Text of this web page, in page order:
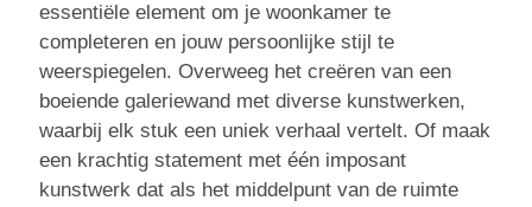
essentiële element om je woonkamer te
completeren en jouw persoonlijke stijl te
weerspiegelen. Overweeg het creëren van een
boeiende galeriewand met diverse kunstwerken,
waarbij elk stuk een uniek verhaal vertelt. Of maak
een krachtig statement met één imposant
kunstwerk dat als het middelpunt van de ruimte